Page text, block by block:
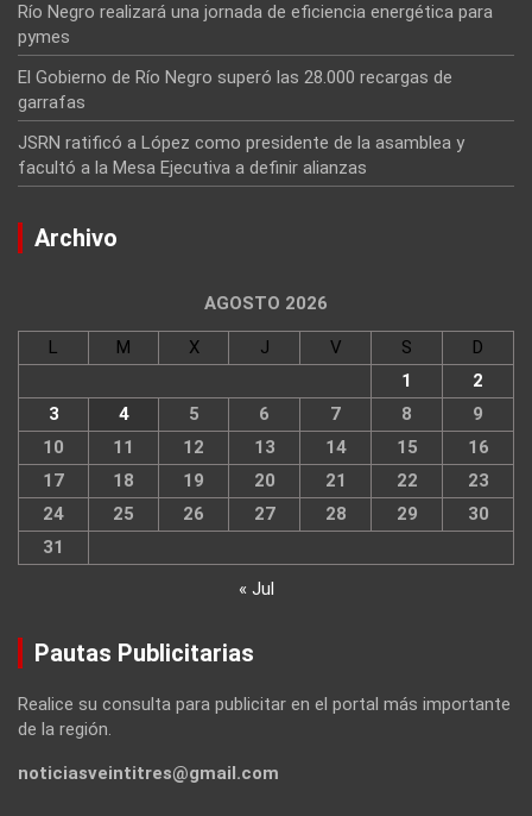
Río Negro realizará una jornada de eficiencia energética para
pymes
El Gobierno de Río Negro superó las 28.000 recargas de
garrafas
JSRN ratificó a López como presidente de la asamblea y
facultó a la Mesa Ejecutiva a definir alianzas
Archivo
AGOSTO 2026
L M X J V S
D
1
2
3
4 5 6 7 8
9
10
11 12 13 14 15
16
17
18 19 20 21 22
23
24
25 26 27 28 29
30
31
« Jul
Pautas Publicitarias
Realice su consulta para publicitar en el portal más importante
de la región.
noticiasveintitres@gmail.com